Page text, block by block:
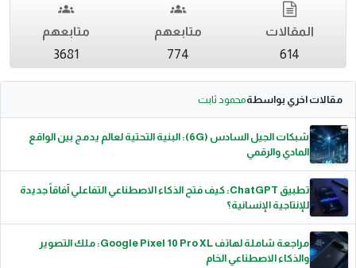
المقالات
614
متابعهم
774
متابعهم
3681
مقالات اخري بواسطةمحمود ثابت
شبكات الجيل السادس (6G): البنية التحتية لعالم يدمج بين الواقع
المادي والرقمي
تطبيق ChatGPT: كيف فتح الذكاء الاصطناعي التفاعلي آفاقاً جديدة
للإنتاجية الإنسانية؟
مراجعة شاملة لهاتف Google Pixel 10 Pro XL: ملك التصوير
والذكاء الاصطناعي الخام